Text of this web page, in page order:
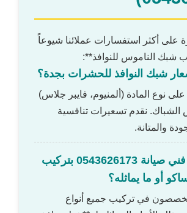
على أكثر استفسارات عملائنا شيوعاً
شبك الناموس للنوافذ**:
على نوع المادة (ألمنيوم، فايبر جلاس)
نقدم تسعيرات تنافسية
والمتانة.
2. هل يقوم فني صيانة 0543626173 بتركيب
أو ما يماثله؟
في تركيب جميع أنواع